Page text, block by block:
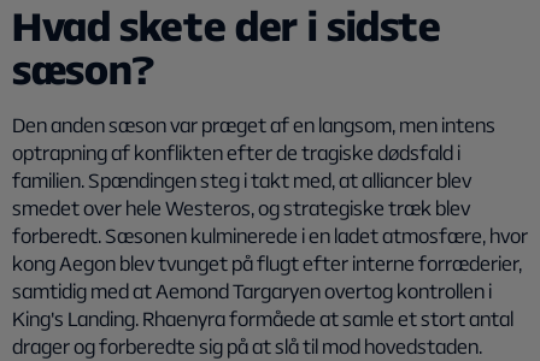
Hvad skete der i sidste
sæson?
Den anden sæson var præget af en langsom, men intens
optrapning af konflikten efter de tragiske dødsfald i
familien. Spændingen steg i takt med, at alliancer blev
smedet over hele Westeros, og strategiske træk blev
forberedt. Sæsonen kulminerede i en ladet atmosfære, hvor
kong Aegon blev tvunget på flugt efter interne forræderier,
samtidig med at Aemond Targaryen overtog kontrollen i
King's Landing. Rhaenyra formåede at samle et stort antal
drager og forberedte sig på at slå til mod hovedstaden.